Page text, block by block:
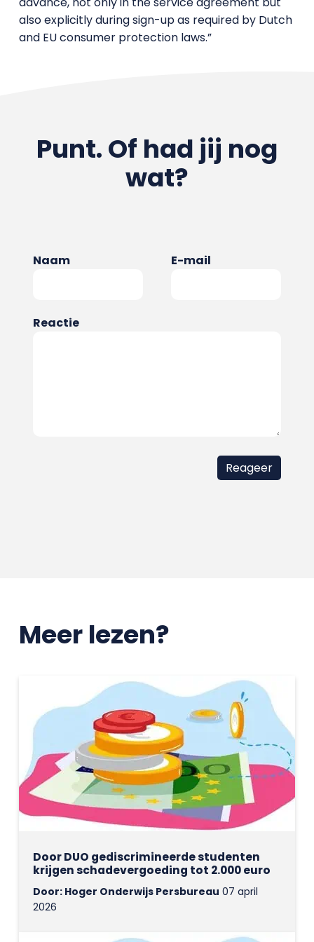
also explicitly during sign-up as required by Dutch
and EU consumer protection laws.”
Punt. Of had jij nog
wat?
Naam E-mail
Reactie
Meer lezen?
Door DUO gediscrimineerde studenten
krijgen schadevergoeding tot 2.000 euro
Door: Hoger Onderwijs Persbureau 07 april
2026